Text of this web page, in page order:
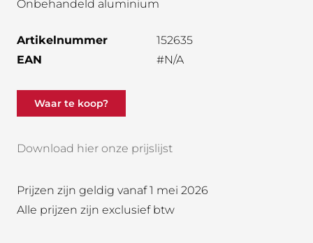
Onbehandeld aluminium
Artikelnummer
152635
EAN
#N/A
Waar te koop?
Download hier onze prijslijst
Prijzen zijn geldig vanaf 1 mei 2026
Alle prijzen zijn exclusief btw